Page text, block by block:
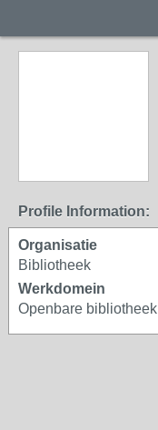
Profile Information:
Organisatie
Bibliotheek
Werkdomein
Openbare bibliotheek